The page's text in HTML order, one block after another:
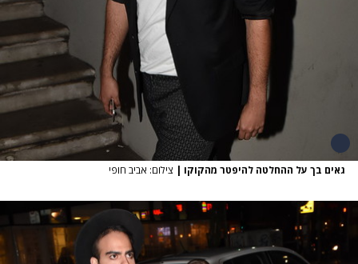
גאים בך על ההחלטה להיפטר מהקוקו | צילום: אביב חופי